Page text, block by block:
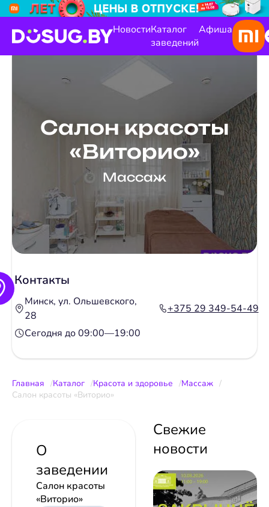
НовостиКаталог
заведений
Афиша
Салон красоты
«Виторио»
Массаж
Контакты
Минск, ул. Ольшевского,
28
+375 29 349-54-49
Сегодня до 09:00—19:00
Главная Каталог Красота и здоровье
Массаж
Салон красоты «Виторио»
О
заведении
Салон красоты
«Виторио»
Свежие
новости